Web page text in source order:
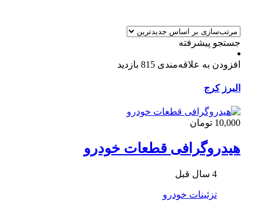
جستجو پیشرفته
افزودن به علاقه‌مندی 815 بازدید
البرز کرج
10,000 تومان
هیدروگرافی قطعات خودرو
4 سال قبل
تزئینات خودرو